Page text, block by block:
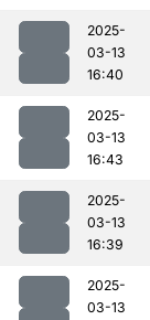
2025-
03-13
16:40
2025-
03-13
16:43
2025-
03-13
16:39
2025-
03-13